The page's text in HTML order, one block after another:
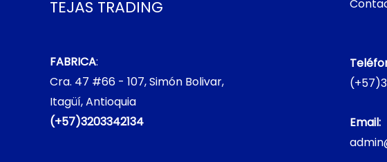
TEJAS TRADING
FABRICA:
Cra. 47 #66 - 107, Simón Bolivar,
Itagüí, Antioquia
(+57)3203342134
Email: